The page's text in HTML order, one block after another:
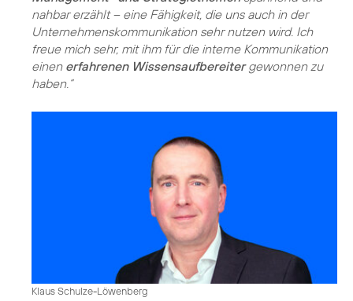
nahbar erzählt – eine Fähigkeit, die uns auch in der
Unternehmenskommunikation sehr nutzen wird. Ich
freue mich sehr, mit ihm für die interne Kommunikation
einen erfahrenen Wissensaufbereitergewonnen zu
haben.“
Klaus Schulze-Löwenberg